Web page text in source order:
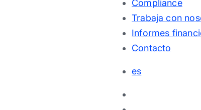
Compliance
Trabaja con
Informes
Contacto
es